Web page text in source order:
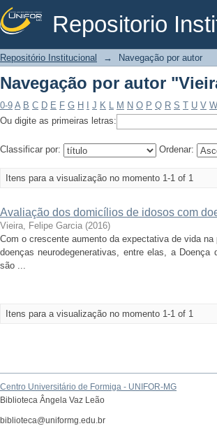
Repositorio
Navegação por autor
Repositório Institucional → Navegação por autor
Navegação por autor
0-9 A B C D E F G H J K L M N O P Q R S T U V W
Ou digite as primeiras letras:
Classificar por: Ordenar:
Itens para a visualização no momento 1-1 of 1
Avaliação dos domicílios de idosos com
Vieira, Felipe Garcia (2016)
Com o crescente aumento da expectativa de vida
doenças neurodegenerativas, entre elas, a
são ...
Itens para a visualização no momento 1-1 of 1
Centro Universitário de Formiga - UNIFOR-MG
Biblioteca Ângela Vaz Leão
biblioteca@uniformg.edu.br